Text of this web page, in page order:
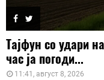
Тајфун со удари
час ја погоди...
11:41, август 8, 2026